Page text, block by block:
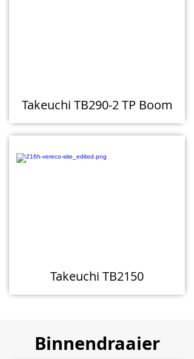
Takeuchi TB290-2 TP Boom
Takeuchi TB2150
Binnendraaier